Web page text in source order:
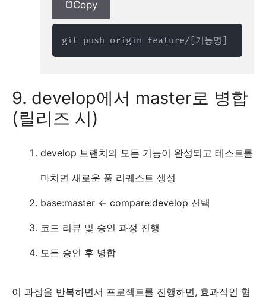
Copy
git push origin feature/[기능명]
9. develop에서 master로 병합
(릴리즈 시)
develop 브랜치의 모든 기능이 완성되고 테스트를
마치면 새로운 풀 리퀘스트 생성
base:master <- compare:develop 선택
코드 리뷰 및 승인 과정 진행
모든 승인 후 병합
이 과정을 반복하면서 프로젝트를 진행하면, 효과적인 협